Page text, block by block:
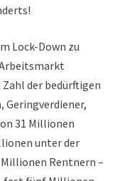
Lock-Down zu
der bedürftigen
31 Millionen
unter der
Rentnern –